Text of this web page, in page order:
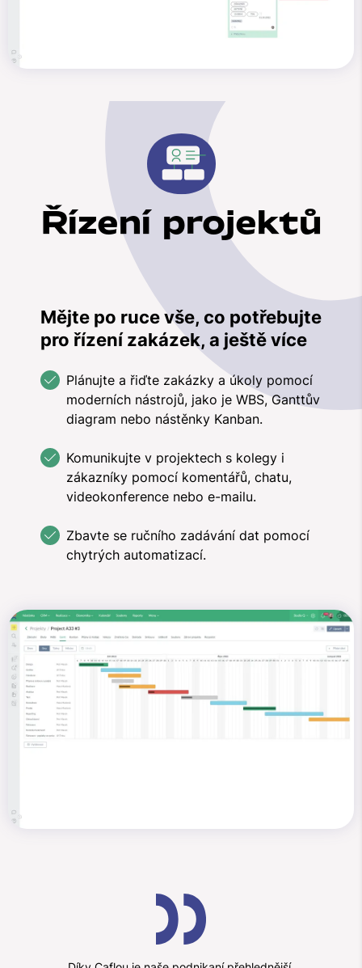
Řízení projektů
Mějte po ruce vše, co potřebujte
pro řízení zakázek, a ještě více
Plánujte a řiďte zakázky a úkoly pomocí
moderních nástrojů, jako je WBS, Ganttův
diagram nebo nástěnky Kanban.
Komunikujte v projektech s kolegy i
zákazníky pomocí komentářů, chatu,
videokonference nebo e-mailu.
Zbavte se ručního zadávání dat pomocí
chytrých automatizací.